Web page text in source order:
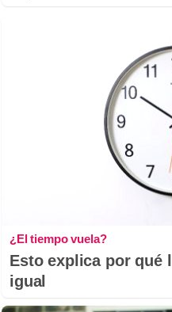
¿El tiempo vuela?
Esto explica por qué
igual